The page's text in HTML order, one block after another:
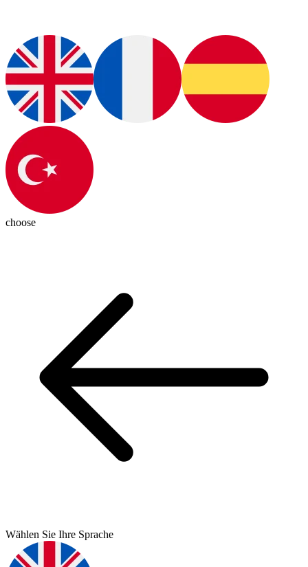
choose
Wählen Sie Ihre Sprache